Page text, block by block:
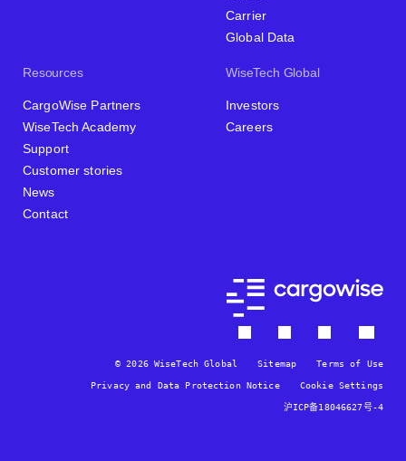
Carrier
Global Data
Resources
CargoWise Partners
WiseTech Academy
Support
Customer stories
News
Contact
WiseTech Global
Investors
Careers
© 2026 WiseTech Global Sitemap Terms of Use
Privacy and Data Protection Notice Cookie Settings
沪ICP备18046627号-4